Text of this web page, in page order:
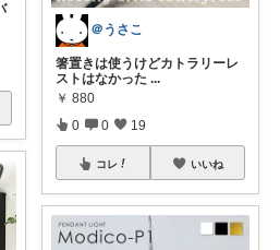
＠うさこ
箸置きは使うけどカトラリーレ
ストはなかった ...
￥ 880
0 0 19
コレ いいね